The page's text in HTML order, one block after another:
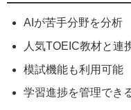
AIが苦手分野を分析
人気TOEIC教材と連
模試機能も利用可能
学習進捗を管理でき